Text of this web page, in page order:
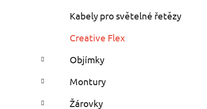
Kabely pro světelné řetězy
Creative Flex
Objímky
Montury
Žárovky